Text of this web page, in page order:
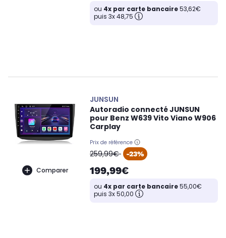
ou 4x par carte bancaire53,62€
puis 3x 48,75
Comparer
JUNSUN
Autoradio connecté JUNSUN
pour Benz W639 Vito Viano W906
Carplay
Prix de référence
oldPrice
259,99€ -23%
199,99€
ou 4x par carte bancaire55,00€
puis 3x 50,00